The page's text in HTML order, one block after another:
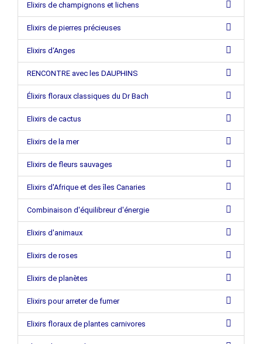
Elixirs de champignons et lichens
Elixirs de pierres précieuses
Elixirs d‘Anges
RENCONTRE avec les DAUPHINS
Élixirs floraux classiques du Dr Bach
Elixirs de cactus
Elixirs de la mer
Elixirs de fleurs sauvages
Elixirs d'Afrique et des îles Canaries
Combinaison d'équilibreur d'énergie
Elixirs d'animaux
Elixirs de roses
Elixirs de planètes
Elixirs pour arreter de fumer
Elixirs floraux de plantes carnivores